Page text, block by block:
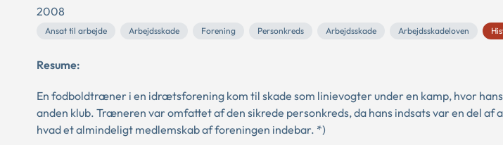
2008
Ansat til arbejde Arbejdsskade Forening Personkreds Arbejdsskade Arbejdsskadeloven
Resume:
En fodboldtræner i en idrætsforening kom til skade som linievogter under en kamp, hvor
anden klub. Træneren var omfattet af den sikrede personkreds, da hans indsats var en del
hvad et almindeligt medlemskab af foreningen indebar. *)